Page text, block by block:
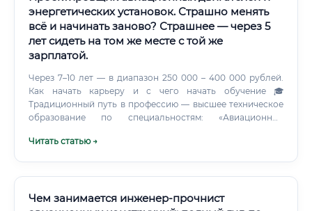
энергетических установок. Страшно менять
всё и начинать заново? Страшнее — через 5
лет сидеть на том же месте с той же
зарплатой.
Через 7–10 лет — в диапазон 250 000 – 400 000 рублей.
Как начать карьеру и с чего начать обучение 🎓
Традиционный путь в профессию — высшее техническое
образование по специальностям: «Авиационные
«Двигатели летательных аппаратов» (ранее
существуют профессиональные курсы переподготовки и
Читать статью →
Чем занимается инженер-прочнист